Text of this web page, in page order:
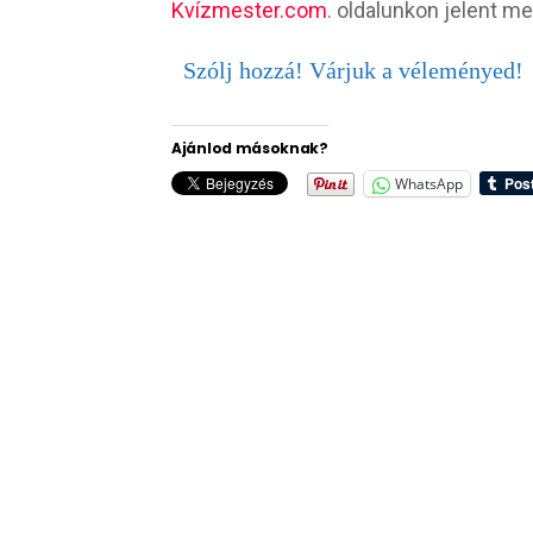
Kvízmester.com. oldalunkon jelent
Szólj hozzá! Várjuk a véleményed!
Ajánlod másoknak?
WhatsApp